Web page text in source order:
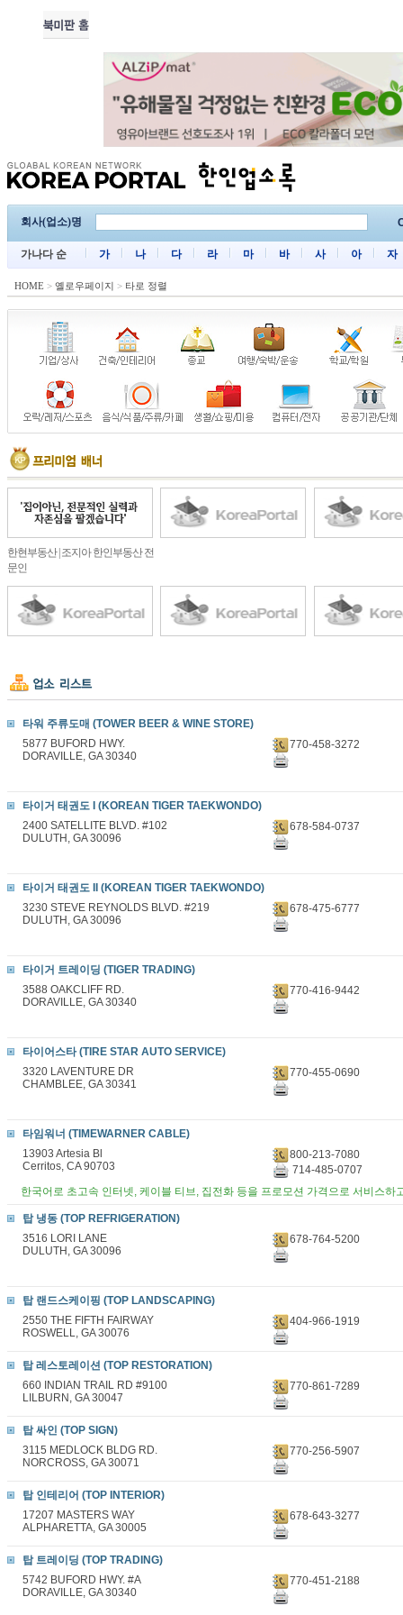
회사(업소)명
가나다 순 가 나 다 라 마 바 사 아 자
HOME > 옐로우페이지 > 타로 정렬
한현부동산 | 조지아 한인부동산 전
문인
타워 주류도매 (TOWER BEER & WINE STORE)
5877 BUFORD HWY.
DORAVILLE, GA 30340
770-458-3272
타이거 태권도 I (KOREAN TIGER TAEKWONDO)
2400 SATELLITE BLVD. #102
DULUTH, GA 30096
678-584-0737
타이거 태권도 II (KOREAN TIGER TAEKWONDO)
3230 STEVE REYNOLDS BLVD. #219
DULUTH, GA 30096
678-475-6777
타이거 트레이딩 (TIGER TRADING)
3588 OAKCLIFF RD.
DORAVILLE, GA 30340
770-416-9442
타이어스타 (TIRE STAR AUTO SERVICE)
3320 LAVENTURE DR
CHAMBLEE, GA 30341
770-455-0690
타임워너 (TIMEWARNER CABLE)
13903 Artesia Bl
Cerritos, CA 90703
800-213-7080
714-485-0707
한국어로 초고속 인터넷, 케이블 티브, 집전화 등을 프로모션 가격으로 서비스하
탑 냉동 (TOP REFRIGERATION)
3516 LORI LANE
DULUTH, GA 30096
678-764-5200
탑 랜드스케이핑 (TOP LANDSCAPING)
2550 THE FIFTH FAIRWAY
ROSWELL, GA 30076
404-966-1919
탑 레스토레이션 (TOP RESTORATION)
660 INDIAN TRAIL RD #9100
LILBURN, GA 30047
770-861-7289
탑 싸인 (TOP SIGN)
3115 MEDLOCK BLDG RD.
NORCROSS, GA 30071
770-256-5907
탑 인테리어 (TOP INTERIOR)
17207 MASTERS WAY
ALPHARETTA, GA 30005
678-643-3277
탑 트레이딩 (TOP TRADING)
5742 BUFORD HWY. #A
DORAVILLE, GA 30340
770-451-2188